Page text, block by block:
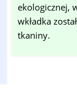
ekologicznej,
wkładka
tkaniny.